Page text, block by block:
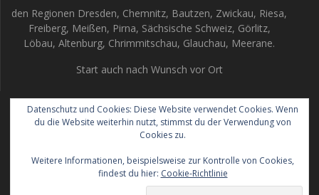
den Regionen Dresden, Chemnitz, Bautzen, Zwickau, Riesa,
Freiberg, Meißen, Pirna, Sächsische Schweiz, Görlitz,
Löbau, Altenburg, Chrimmitschau, Glauchau, Meerane.
Start auch nach Wunsch vor Ort
Ballonfahrt Sachsen
© 2026 Ballonfahrt Sachsen. Erstellt mit WordPress und dem
Highlight Theme
Datenschutz und Cookies: Diese Website verwendet Cookies. Wenn
du die Website weiterhin nutzt, stimmst du der Verwendung von
Cookies zu.
Weitere Informationen, beispielsweise zur Kontrolle von Cookies,
findest du hier: Cookie-Richtlinie